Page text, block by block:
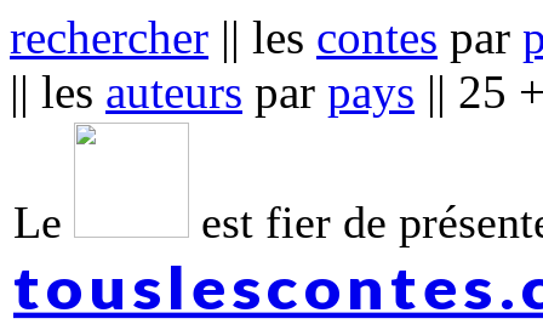
rechercher || les contes par
|| les auteurs par pays || 25
Le est fier de